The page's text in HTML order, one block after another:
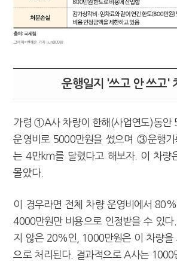
운행일지 '쓰고 안 쓰고'
가령 ①A사 차량이 한해(사업연도)동
운영비로 5000만원을 썼으며 ③운행기
는 4만km를 달렸다고 해보자. 이 차량
몰았다.
이 경우라면 전체 차량 운영비에서
4000만원만 비용으로 인정받을 수 있다
지 않은 20%인, 1000만원은 이 차량을
으로 처리된다. 결과적으로 A사는 1000